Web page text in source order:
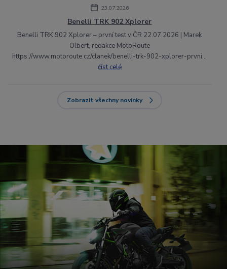
23.07.2026
Benelli TRK 902 Xplorer
Benelli TRK 902 Xplorer – první test v ČR 22.07.2026 | Marek
Olbert, redakce MotoRoute
https://www.motoroute.cz/clanek/benelli-trk-902-xplorer-prvni...
číst celé
Zobrazit všechny novinky